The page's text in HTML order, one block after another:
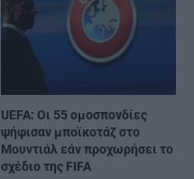
UEFA: Οι 55 ομοσπονδίες
ψήφισαν μποϊκοτάζ στο
Μουντιάλ εάν προχωρήσει το
σχέδιο της FIFA